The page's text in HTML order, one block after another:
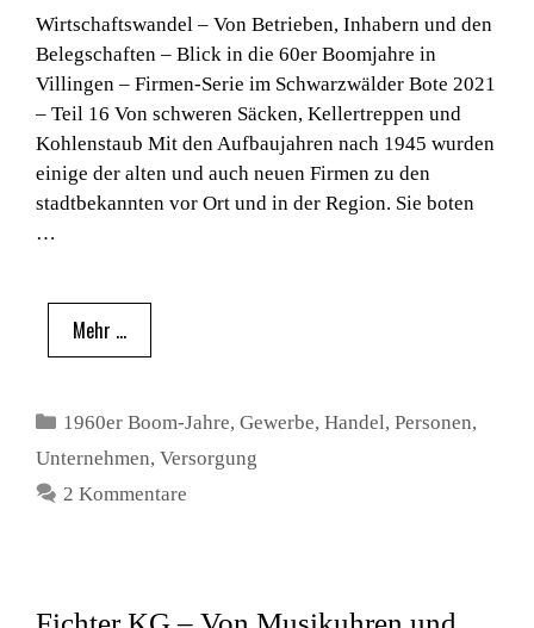
Wirtschaftswandel – Von Betrieben, Inhabern und den
Belegschaften – Blick in die 60er Boomjahre in
Villingen – Firmen-Serie im Schwarzwälder Bote 2021
– Teil 16 Von schweren Säcken, Kellertreppen und
Kohlenstaub Mit den Aufbaujahren nach 1945 wurden
einige der alten und auch neuen Firmen zu den
stadtbekannten vor Ort und in der Region. Sie boten
…
Mehr …
Kategorien
1960er Boom-Jahre,Gewerbe,Handel,Personen,
Unternehmen, Versorgung
2 Kommentare